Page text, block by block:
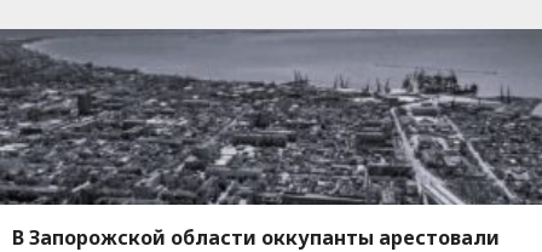
В Запорожской области оккупанты арестовали